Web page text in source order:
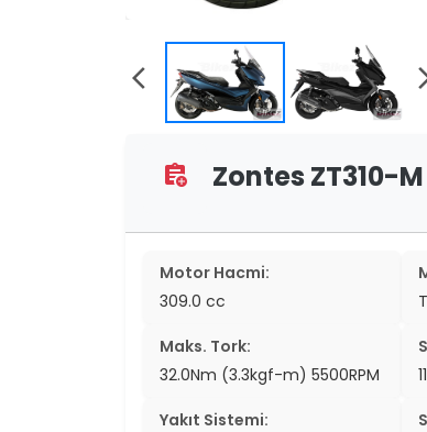
arrow_back_ios
assignment_add Zontes ZT310-
Motor Hacmi:
309.0 cc
Maks. Tork:
32.0Nm (3.3kgf-m) 5500RPM
Yakıt Sistemi: